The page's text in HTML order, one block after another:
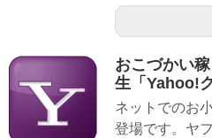
おこづかい
生「Yahoo!
ネットでのお
登場です。ヤ